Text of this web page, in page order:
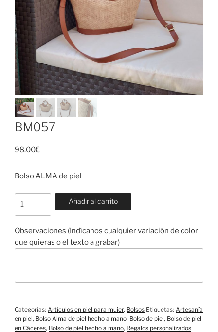
BM057
98.00€
Bolso ALMA de piel
Añadir al carrito
Observaciones (Indícanos cualquier variación de color
que quieras o el texto a grabar)
Categorías: Artículos en piel para mujer, Bolsos Etiquetas: Artesanía
en piel, Bolso Alma de piel hecho a mano, Bolso de piel, Bolso de piel
en Cáceres, Bolso de piel hecho a mano, Regalos personalizados